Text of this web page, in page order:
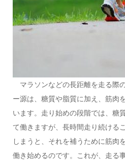
マラソンなどの長距離を走る際
ー源は、糖質や脂質に加え、筋肉
います。走り始めの段階では、糖
て働きますが、長時間走り続ける
しまうと、それを補うために筋肉
働き始めるのです。これが、走る